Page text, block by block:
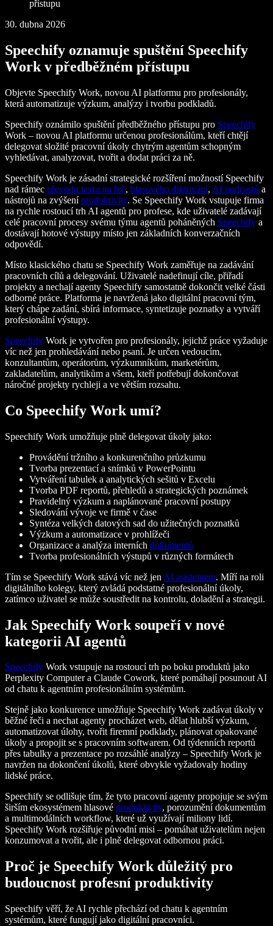
přístupu
30. dubna 2026
Speechify oznamuje spuštění Speechify
Work v předběžném přístupu
Objevte Speechify Work, novou AI platformu pro profesionály,
která automatizuje výzkum, analýzy i tvorbu podkladů.
Speechify oznámilo spuštění předběžného přístupu pro Speechify
Work – novou AI platformu určenou profesionálům, kteří chtějí
delegovat složité pracovní úkoly chytrým agentům schopným
vyhledávat, analyzovat, tvořit a dodat práci za ně.
Speechify Work je zásadní strategické rozšíření možností Speechify
nad rámec převodu textu na řeč, hlasového diktování, AI podcastů a
nástrojů na zvýšeníproduktivity. Se Speechify Work vstupuje firma
na rychle rostoucí trh AI agentů pro profese, kde uživatelé zadávají
celé pracovní procesy svému týmu agentů poháněných Speechify a
dostávají hotové výstupy místo jen základních konverzačních
odpovědí.
Místo klasického chatu se Speechify Work zaměřuje na zadávání
pracovních cílů a delegování. Uživatelé nadefinují cíle, přiřadí
projekty a nechají agenty Speechify samostatně dokončit velké části
odborné práce. Platforma je navržená jako digitální pracovní tým,
který chápe zadání, sbírá informace, syntetizuje poznatky a vytváří
profesionální výstupy.
Speechify Work je vytvořen pro profesionály, jejichž práce vyžaduje
víc než jen prohledávání nebo psaní. Je určen vedoucím,
konzultantům, operátorům, výzkumníkům, marketérům,
zakladatelům, analytikům a všem, kteří potřebují dokončovat
náročné projekty rychleji a ve větším rozsahu.
Co Speechify Work umí?
Speechify Work umožňuje plně delegovat úkoly jako:
Provádění tržního a konkurenčního průzkumu
Tvorba prezentací a snímků v PowerPointu
Vytváření tabulek a analytických sešitů v Excelu
Tvorba PDF reportů, přehledů a strategických poznámek
Pravidelný výzkum a naplánované pracovní postupy
Sledování vývoje ve firmě v čase
Syntéza velkých datových sad do užitečných poznatků
Výzkum a automatizace v prohlížeči
Organizace a analýza interních dokumentů
Tvorba profesionálních výstupů v různých formátech
Tím se Speechify Work stává víc než jen AI asistentem. Míří na roli
digitálního kolegy, který zvládá podstatné profesionální úkoly,
zatímco uživatel se může soustředit na kontrolu, doladění a strategii.
Jak Speechify Work soupeří v nové
kategorii AI agentů
Speechify Work vstupuje na rostoucí trh po boku produktů jako
Perplexity Computer a Claude Cowork, které pomáhají posunout AI
od chatu k agentním profesionálním systémům.
Stejně jako konkurence umožňuje Speechify Work zadávat úkoly v
běžné řeči a nechat agenty procházet web, dělat hlubší výzkum,
automatizovat úlohy, tvořit firemní podklady, plánovat opakované
úkoly a propojit se s pracovním softwarem. Od týdenních reportů
přes tabulky a prezentace po rozsáhlé analýzy – Speechify Work je
navržen na dokončení úkolů, které obvykle vyžadovaly hodiny
lidské práce.
Speechify se odlišuje tím, že tyto pracovní agenty propojuje se svým
širším ekosystémem hlasové produktivity, porozumění dokumentům
a multimodálních workflow, které už využívají miliony lidí.
Speechify Work rozšiřuje původní misi – pomáhat uživatelům nejen
konzumovat a tvořit, ale i plně delegovat odbornou práci.
Proč je Speechify Work důležitý pro
budoucnost profesní produktivity
Speechify věří, že AI rychle přechází od chatu k agentním
systémům, které fungují jako digitální pracovníci.